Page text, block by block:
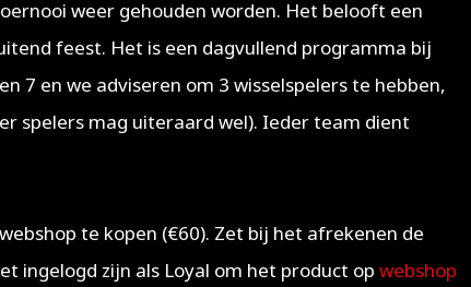
weer gehouden worden. Het belooft een
feest. Het is een dagvullend programma bij
7 en we adviseren om 3 wisselspelers te hebben,
spelers mag uiteraard wel). Ieder team dient
te kopen (€60). Zet bij het afrekenen de
ingelogd zijn als Loyal om het product op webshop